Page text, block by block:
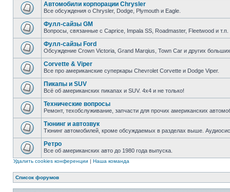
Автомобили корпорации Chrysler
Все обсуждения о Chrysler, Dodge, Plymouth и Eagle.
Фулл-сайзы GM
Вопросы, связанные с Caprice, Impala SS, Roadmaster, Fleetwood и т.п.
Фулл-сайзы Ford
Обсуждение Crown Victoria, Grand Marqius, Town Car и других
Corvette & Viper
Все про американские суперкары Chevrolet Corvette и Dodge Viper.
Пикапы и SUV
Всё об американских пикапах и SUV. 4х4 и не только!
Технические вопросы
Ремонт, техобслуживание, запчасти для прочих американских
Тюнинг и автозвук
Тюнинг автомобилей, кроме обсуждаемых в разделах выше.
Ретро
Все об американских авто до 1980 года выпуска.
Удалить cookies конференции | Наша команда
Список форумов